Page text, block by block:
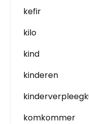
kefir
kilo
kind
kinderen
komkommer